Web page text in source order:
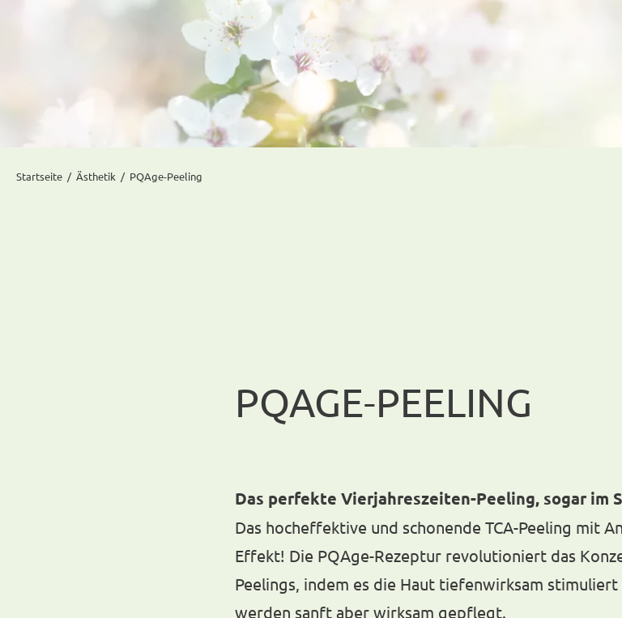
Startseite Ästhetik PQAge-Peeling
PQAGE-PEELING
Das perfekte Vierjahreszeiten-Peeling, sogar im
Das hocheffektive und schonende TCA-Peeling mit
Effekt! Die PQAge-Rezeptur revolutioniert das
Peelings, indem es die Haut tiefenwirksam stimuliert
werden sanft aber wirksam gepflegt.